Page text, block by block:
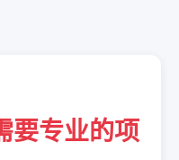
要专业的项